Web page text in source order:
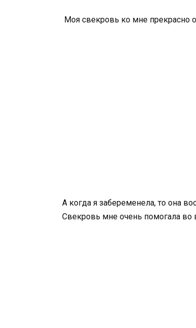
Моя свекровь ко мне прекрасно
А когда я забеременела, то она
Свекровь мне очень помогала во